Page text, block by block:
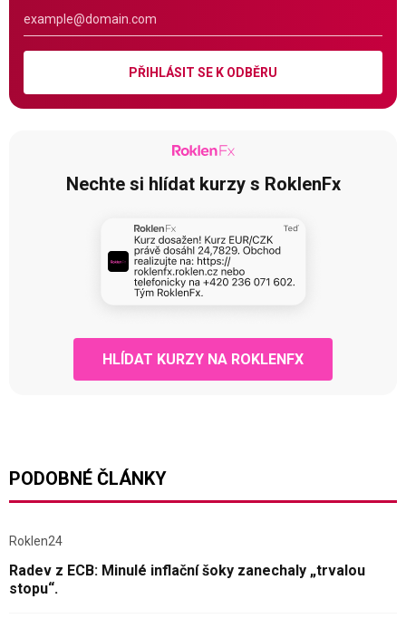
PŘIHLÁSIT SE K ODBĚRU
Nechte si hlídat kurzy s RoklenFx
HLÍDAT KURZY NA ROKLENFX
PODOBNÉ ČLÁNKY
Roklen24
Radev z ECB: Minulé inflační šoky zanechaly „trvalou
stopu“.